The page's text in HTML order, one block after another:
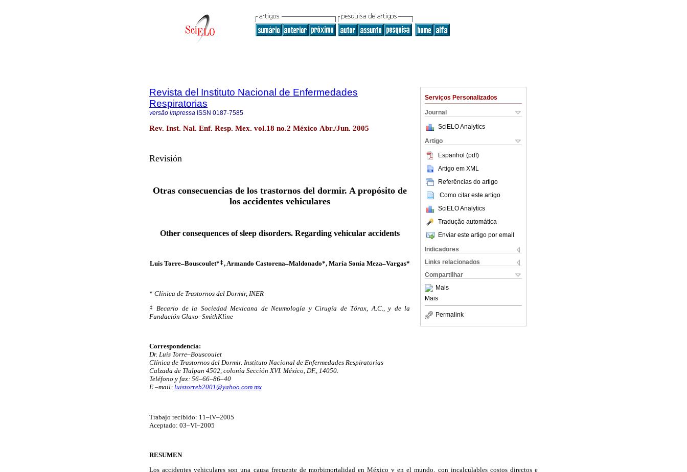
Serviços Personalizados
Journal
SciELO Analytics
Artigo
Espanhol (pdf)
Artigo em XML
Referências do artigo
Como citar este artigo
SciELO Analytics
Tradução automática
Enviar este artigo por email
Indicadores
Links relacionados
Compartilhar
Mais
Mais
Permalink
Revista del Instituto Nacional de Enfermedades
Respiratorias
versão impressa ISSN 0187-7585
Rev. Inst. Nal. Enf. Resp. Mex. vol.18 no.2 México Abr./Jun. 2005
Revisión
Otras consecuencias de los trastornos del dormir. A propósito de
los accidentes vehiculares
Other consequences of sleep disorders. Regarding vehicular accidents
Luis Torre–Bouscoulet* , Armando Castorena–Maldonado*, María Sonia Meza–Vargas*
* Clínica de Trastornos del Dormir, INER
Becario de la Sociedad Mexicana de Neumología y Cirugía de Tórax, A.C., y de la
Fundación Glaxo–SmithKline
Correspondencia:
Dr. Luis Torre–Bouscoulet
Clínica de Trastornos del Dormir. Instituto Nacional de Enfermedades Respiratorias
Calzada de Tlalpan 4502, colonia Sección XVI. México, DF., 14050.
Teléfono y fax: 56–66–86–40
E –mail: luistorreb2001@yahoo.com.mx
Trabajo recibido: 11–IV–2005
Aceptado: 03–VI–2005
RESUMEN
Los accidentes vehiculares son una causa frecuente de morbimortalidad en México y en el mundo, con incalculables costos directos e